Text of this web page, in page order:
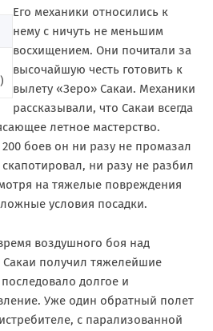
Его механики относились к
нему с ничуть не меньшим
восхищением. Они почитали за
высочайшую честь готовить к
вылету «Зеро» Сакаи. Механики
рассказывали, что Сакаи всегда
летное мастерство.
боев он ни разу не промазал
ни разу не разбил
на тяжелые повреждения
условия посадки.
воздушного боя над
Сакаи получил тяжелейшие
долгое и
Уже один обратный полет
с парализованной